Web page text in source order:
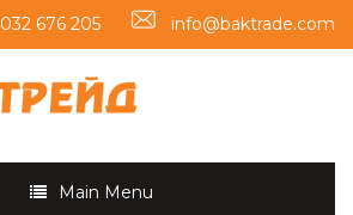
032 676 205 info@baktrade.com
Main Menu